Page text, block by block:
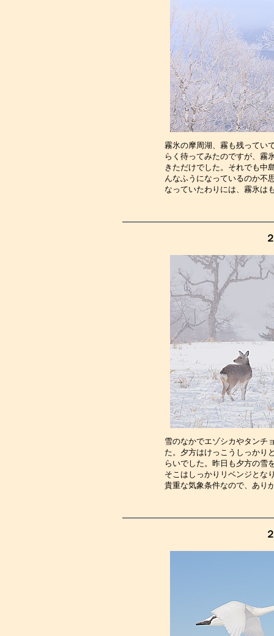
霧氷の摩周湖、霧も残ってい
らく待ってみたのですが、霧
きただけでした。それでも中
んなふうになっているのか不
なっていたわりに
雪のなかでエゾシカやタンチ
た。夕方はけっこうしっかり
らいでした。昨日も夕方の雪
そこはしっかりリベンジとな
貴重な気象条件な